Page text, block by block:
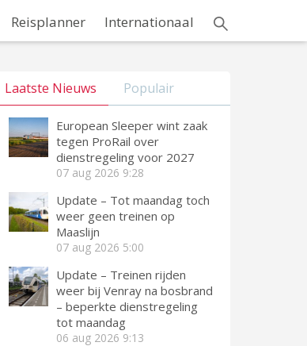
Reisplanner Internationaal
Laatste Nieuws Populair
European Sleeper wint zaak
tegen ProRail over
dienstregeling voor 2027
07 aug 2026 9:28
Update – Tot maandag toch
weer geen treinen op
Maaslijn
07 aug 2026 5:00
Update – Treinen rijden
weer bij Venray na bosbrand
– beperkte dienstregeling
tot maandag
06 aug 2026 9:13